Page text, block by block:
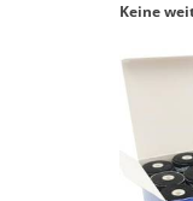
Keine